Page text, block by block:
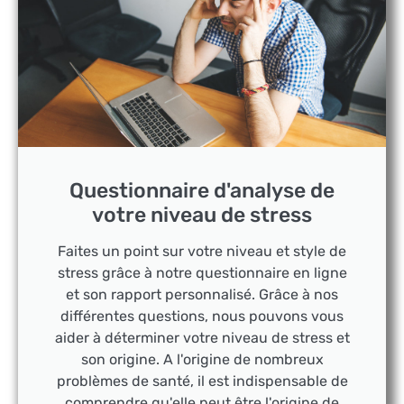
Questionnaire d'analyse de
votre niveau de stress
Faites un point sur votre niveau et style de
stress grâce à notre questionnaire en ligne
et son rapport personnalisé. Grâce à nos
différentes questions, nous pouvons vous
aider à déterminer votre niveau de stress et
son origine. A l'origine de nombreux
problèmes de santé, il est indispensable de